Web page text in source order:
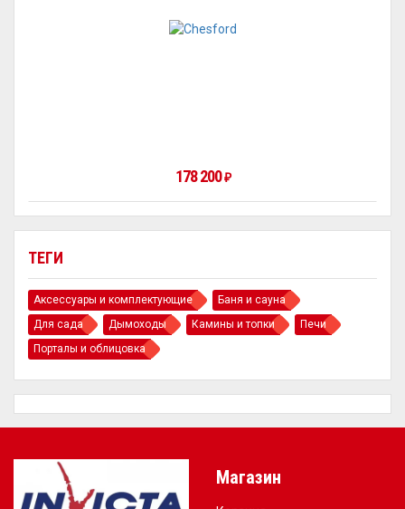
ТЕГИ
Аксессуары и комплектующие
Баня и сауна
Для сада
Дымоходы Камины и топки
Печи
Порталы и облицовка
178 200₽
Магазин